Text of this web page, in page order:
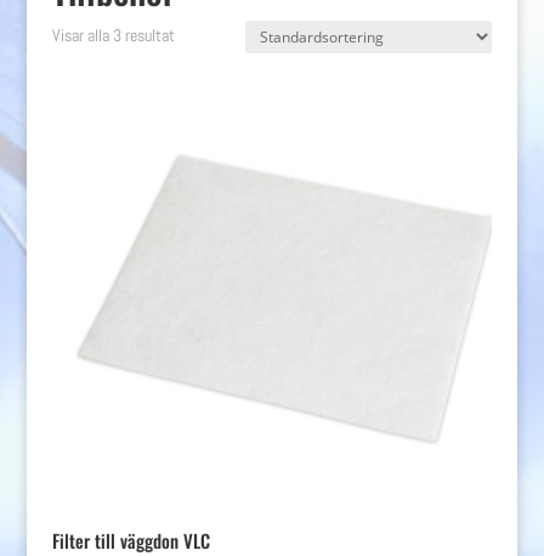
Visar alla 3 resultat
Filter till väggdon VLC